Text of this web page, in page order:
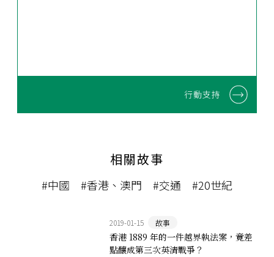
行動支持
相關故事
#中國 #香港、澳門 #交通 #20世紀
2019-01-15 故事
香港 1889 年的一件越界執法案，竟差
點釀成第三次英清戰爭？